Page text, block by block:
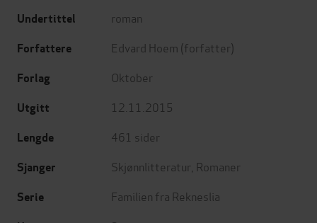
Undertittel roman
Forfattere Edvard Hoem (forfatter)
Forlag Oktober
Utgitt 12.11.2015
Lengde 461 sider
Sjanger Skjønnlitteratur Romaner
Serie Familien fra Rekneslia